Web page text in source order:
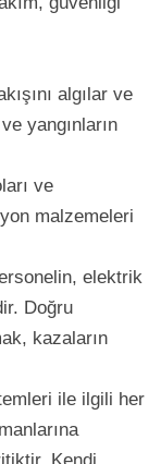
algılar ve
yangınların
ve
malzemeleri
elektrik
Doğru
kazaların
ile ilgili her
Kendi